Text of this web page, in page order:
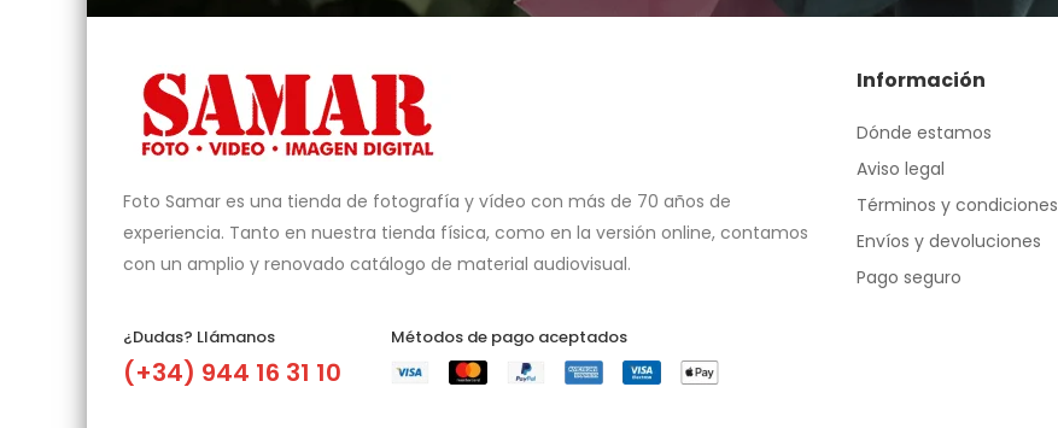
Foto Samar es una tienda de fotografía y vídeo con más de 70 años de
experiencia. Tanto en nuestra tienda física, como en la versión online, contamos
con un amplio y renovado catálogo de material audiovisual.
¿Dudas? Llámanos​
(+34) 944 16 31 10
Métodos de pago aceptados
Información
Dónde estamos
Aviso legal
Términos y condiciones
Envíos y devoluciones
Pago seguro